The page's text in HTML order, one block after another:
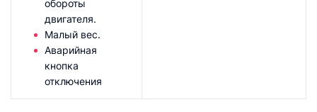
обороты
двигателя.
Малый вес.
Аварийная
кнопка
отключения